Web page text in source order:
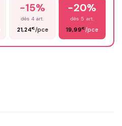
-15%
dès 4 art.
21,24€/pce
-20%
dès 5 art.
19,99€/pce